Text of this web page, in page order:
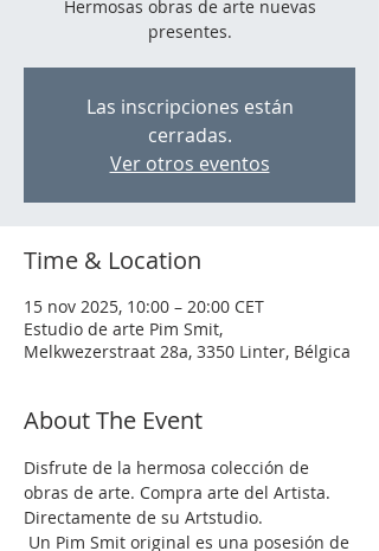
Hermosas obras de arte nuevas
presentes.
Las inscripciones están
cerradas.
Ver otros eventos
Time & Location
15 nov 2025, 10:00 – 20:00 CET
Estudio de arte Pim Smit,
Melkwezerstraat 28a, 3350 Linter, Bélgica
About The Event
Disfrute de la hermosa colección de
obras de arte. Compra arte del Artista.
Directamente de su Artstudio.